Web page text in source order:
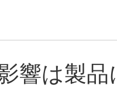
響は製